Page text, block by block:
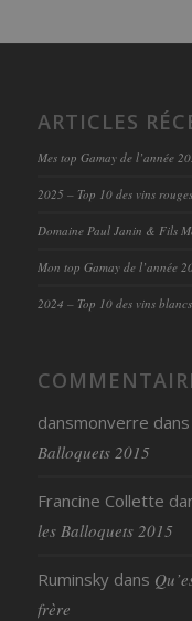
ARTICLES
Mes top Gamay de l’année
2025 – Top 10 des vins
Domaine Paul Janin & Fils
Mon top Gamay de l’année
2024 – Top 10 des vins
dansmonverre dans
Balloquets 2015
Francine Collette
les Balloquets 2015
Ruminskydans
frère